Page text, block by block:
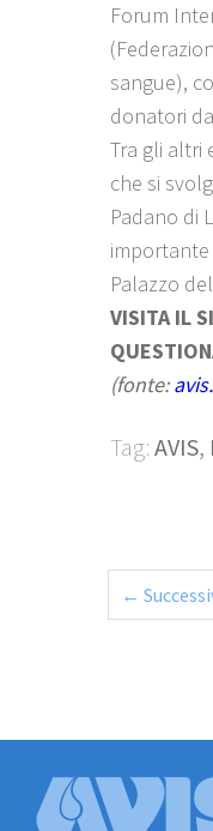
Forum
sangue),
donatori
Tra gli altri
che si
Padano di
Palazzo
VISITA IL
(fonte:
Tag: AVIS,
←